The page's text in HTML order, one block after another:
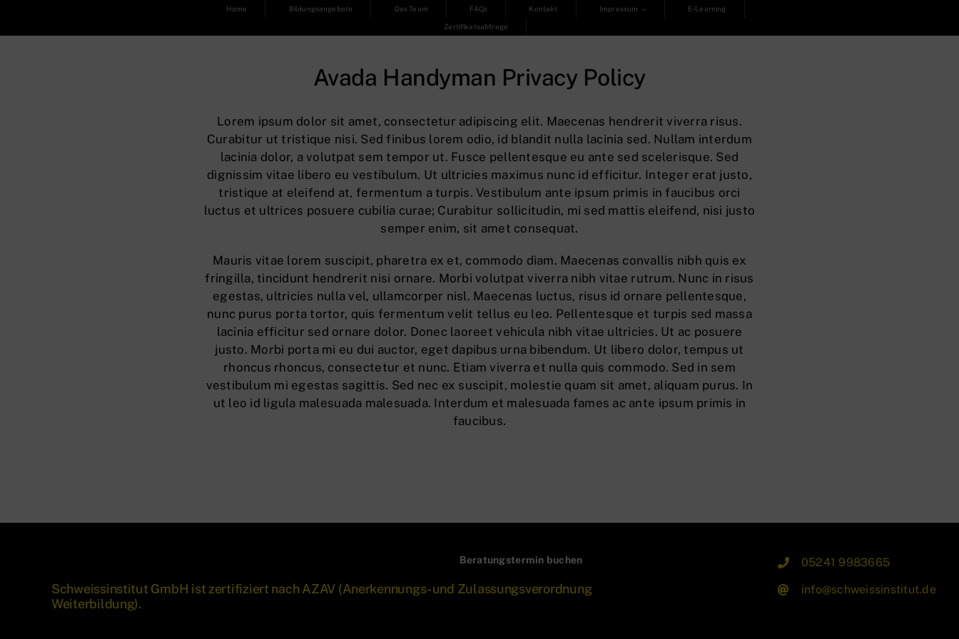
Home Bildungsangebote Das Team FAQs Kontakt Impressum E-Learning
Zertifikatsabfrage
Avada Handyman Privacy Policy
Lorem ipsum dolor sit amet, consectetur adipiscing elit. Maecenas hendrerit viverra risus.
Curabitur ut tristique nisi. Sed finibus lorem odio, id blandit nulla lacinia sed. Nullam interdum
lacinia dolor, a volutpat sem tempor ut. Fusce pellentesque eu ante sed scelerisque. Sed
dignissim vitae libero eu vestibulum. Ut ultricies maximus nunc id efficitur. Integer erat justo,
tristique at eleifend at, fermentum a turpis. Vestibulum ante ipsum primis in faucibus orci
luctus et ultrices posuere cubilia curae; Curabitur sollicitudin, mi sed mattis eleifend, nisi justo
semper enim, sit amet consequat.
Mauris vitae lorem suscipit, pharetra ex et, commodo diam. Maecenas convallis nibh quis ex
fringilla, tincidunt hendrerit nisi ornare. Morbi volutpat viverra nibh vitae rutrum. Nunc in risus
egestas, ultricies nulla vel, ullamcorper nisl. Maecenas luctus, risus id ornare pellentesque,
nunc purus porta tortor, quis fermentum velit tellus eu leo. Pellentesque et turpis sed massa
lacinia efficitur sed ornare dolor. Donec laoreet vehicula nibh vitae ultricies. Ut ac posuere
justo. Morbi porta mi eu dui auctor, eget dapibus urna bibendum. Ut libero dolor, tempus ut
rhoncus rhoncus, consectetur et nunc. Etiam viverra et nulla quis commodo. Sed in sem
vestibulum mi egestas sagittis. Sed nec ex suscipit, molestie quam sit amet, aliquam purus. In
ut leo id ligula malesuada malesuada. Interdum et malesuada fames ac ante ipsum primis in
faucibus.
Beratungstermin buchen
Schweissinstitut GmbH ist zertifiziert nach AZAV (Anerkennungs- und Zulassungsverordnung
Weiterbildung).
05241 9983665
info@schweissinstitut.de